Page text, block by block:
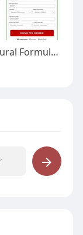
Total Defense Immunity Blend - Natural Formula To Boost Immunity System!